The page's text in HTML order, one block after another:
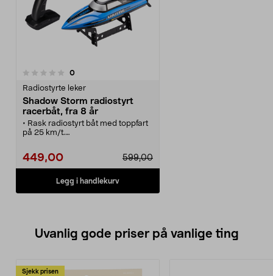
0anmeldelser
Radiostyrte leker
Shadow Storm radiostyrt
racerbåt, fra 8 år
• Rask radiostyrt båt med toppfart
på 25 km/t.
• Autopilot og finjustering gir stabil
og enkel kjøring på vann.
• Kjør i opptil 15 minutter per lading
– lades opp på ca. 150 minutter.
599,00
449,00
Legg i handlekurv
Uvanlig gode priser på vanlige ting
Sjekk prisen